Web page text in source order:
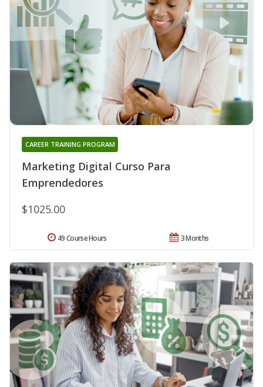
Marketing Digital Curso Para
Emprendedores
CAREER TRAINING PROGRAM
$1025.00
3 Months
49 Course Hours